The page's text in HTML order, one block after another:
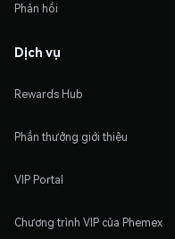
Phản hồi
Dịch vụ
Rewards Hub
Phần thưởng giới thiệu
VIP Portal
Chương trình VIP của Phemex